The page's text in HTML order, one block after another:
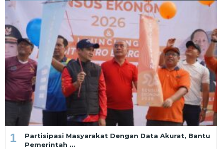
1
Partisipasi Masyarakat Dengan Data Akurat, Bantu
Pemerintah …